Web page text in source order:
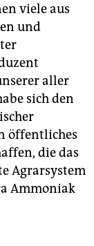
viele aus
und
aller
sich den
öffentliches
die das
Agrarsystem
Ammoniak